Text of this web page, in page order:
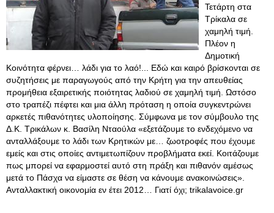
Τετάρτη στα
Τρίκαλα σε
χαμηλή τιμή.
Πλέον η
Δημοτική
Κοινότητα φέρνει… λάδι για το λαό!... Εδώ και καιρό βρίσκονται σε
συζητήσεις με παραγωγούς από την Κρήτη για την απευθείας
προμήθεια εξαιρετικής ποιότητας λαδιού σε χαμηλή τιμή. Ωστόσο
στο τραπέζι πέφτει και μια άλλη πρόταση η οποία συγκεντρώνει
αρκετές πιθανότητες υλοποίησης. Σύμφωνα με τον σύμβουλο της
Δ.Κ. Τρικάλων κ. Βασίλη Νταούλα «εξετάζουμε το ενδεχόμενο να
ανταλλάξουμε το λάδι των Κρητικών με… ζωοτροφές που έχουμε
εμείς και στις οποίες αντιμετωπίζουν προβλήματα εκεί. Κοιτάζουμε
πως μπορεί να εφαρμοστεί αυτό στη πράξη και πιθανόν αμέσως
μετά το Πάσχα να είμαστε σε θέση να κάνουμε ανακοινώσεις».
Ανταλλακτική οικονομία εν έτει 2012… Γιατί όχι; trikalavoice.gr